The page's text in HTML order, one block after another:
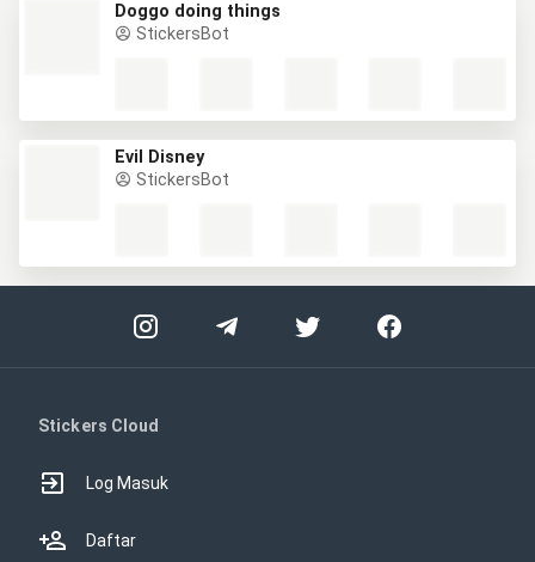
Doggo doing things
StickersBot
Evil Disney
StickersBot
Stickers Cloud
Log Masuk
Daftar